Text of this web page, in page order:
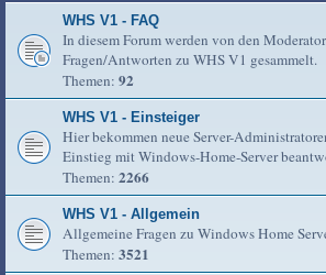
WHS V1 - FAQ
In diesem Forum werden von den
Fragen/Antworten zu WHS V1 gesammelt.
Themen: 92
WHS V1 - Einsteiger
Hier bekommen neue Server-
Einstieg mit Windows-Home-Server
Themen: 2266
WHS V1 - Allgemein
Allgemeine Fragen zu Windows Home
Themen: 3521